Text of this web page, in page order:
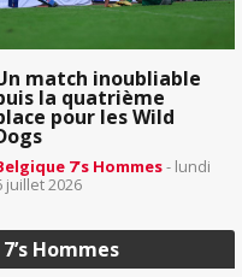
match inoubliable
la quatrième
pour les Wild
7’s Hommes- lundi
juillet 2026
Hommes